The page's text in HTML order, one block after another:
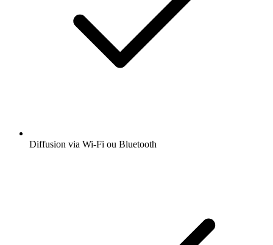
Diffusion via Wi-Fi ou Bluetooth